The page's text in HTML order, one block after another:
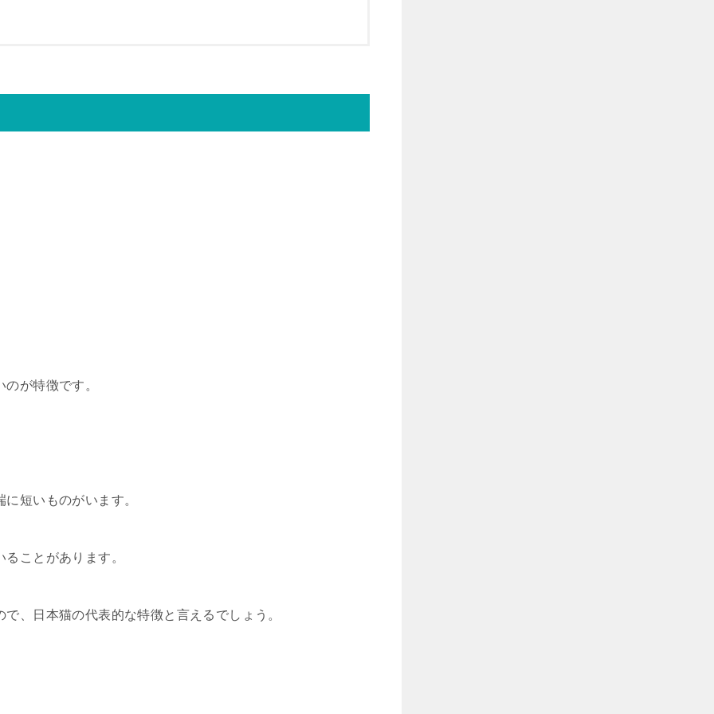
が特徴です。
短いものがいます。
ことがあります。
、日本猫の代表的な特徴と言えるでしょう。